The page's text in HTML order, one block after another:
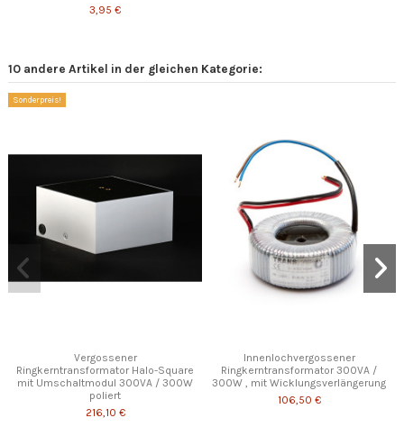
3,95 €
10 andere Artikel in der gleichen Kategorie:
Sonderpreis!
Vergossener
Ringkerntransformator Halo-Square
mit Umschaltmodul 300VA / 300W
poliert
216,10 €
Innenlochvergossener
Ringkerntransformator 300VA /
300W , mit Wicklungsverlängerung
106,50 €